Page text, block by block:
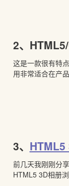
2、
这是一款很有特
用非常适合在产
3、 HTML5
前几天我刚刚分
HTML5 3D相册